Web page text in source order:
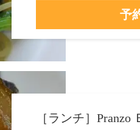
予
［ランチ］